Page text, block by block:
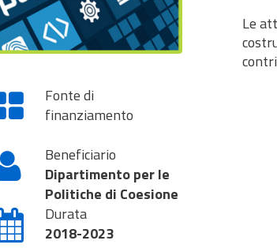
Fonte di
finanziamento
Beneficiario
Dipartimento per le
Politiche di Coesione
Durata
2018-2023
Le